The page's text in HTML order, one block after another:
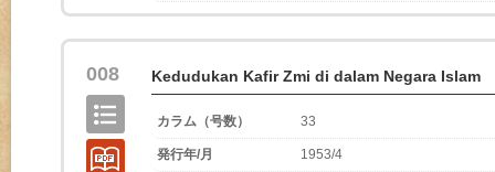
008 Kedudukan Kafir Zmi di dalam Negara Islam
カラム（号数） 33
発行年/月 1953/4